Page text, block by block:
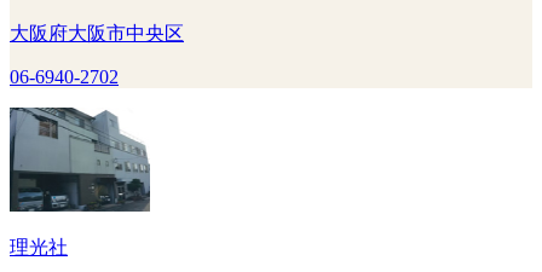
大阪府大阪市中央区
06-6940-2702
理光社